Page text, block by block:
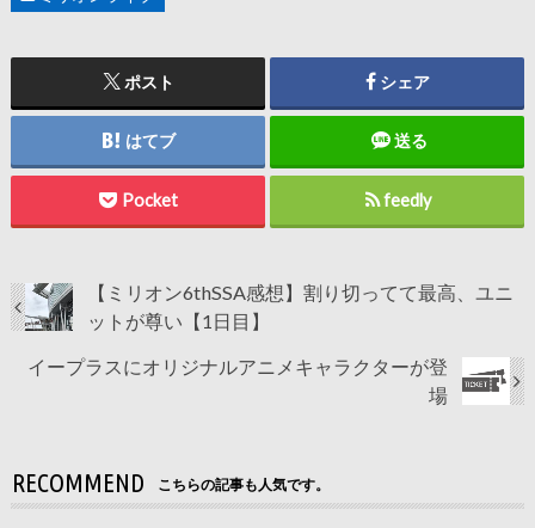
ポスト シェア
はてブ 送る
Pocket feedly
【ミリオン6thSSA感想】割り切ってて最高、ユニ
ットが尊い【1日目】
イープラスにオリジナルアニメキャラクターが登
場
RECOMMEND こちらの記事も人気です。